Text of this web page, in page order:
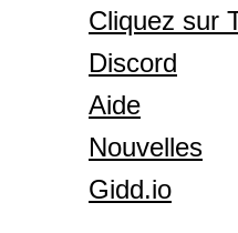
Cliquez sur
Discord
Aide
Nouvelles
Gidd.io